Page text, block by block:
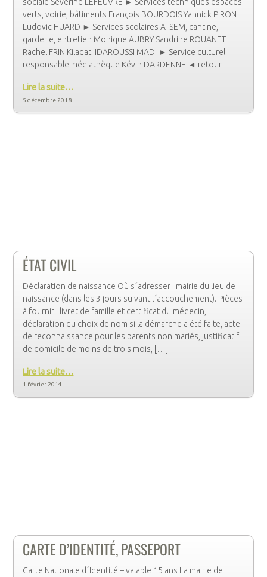
sociale Séverine LEFEUVRE ► Services techniques espaces
verts, voirie, bâtiments François BOURDOIS Yannick PIRON
Ludovic HUARD ► Services scolaires ATSEM, cantine,
garderie, entretien Monique AUBRY Sandrine ROUANET
Rachel FRIN Kiladati IDAROUSSI MADI ► Service culturel
responsable médiathèque Kévin DARDENNE ◄ retour
Lire la suite…
5 décembre 2018
ÉTAT CIVIL
Déclaration de naissance Où s´adresser : mairie du lieu de
naissance (dans les 3 jours suivant l´accouchement). Pièces
à fournir : livret de famille et certificat du médecin,
déclaration du choix de nom si la démarche a été faite, acte
de reconnaissance pour les parents non mariés, justificatif
de domicile de moins de trois mois, […]
Lire la suite…
1 février 2014
CARTE D’IDENTITÉ, PASSEPORT
Carte Nationale d´Identité – valable 15 ans La mairie de